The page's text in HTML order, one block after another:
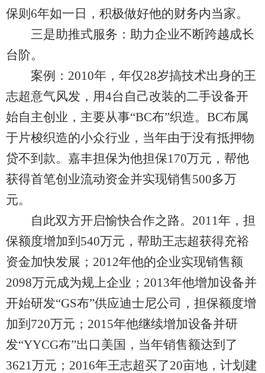
保则6年如一日，积极做好他的财务内当家。
三是助推式服务：助力企业不断跨越成长
台阶。
案例：2010年，年仅28岁搞技术出身的王
志超意气风发，用4台自己改装的二手设备开
始自主创业，主要从事“BC布”织造。BC布属
于片梭织造的小众行业，当年由于没有抵押物
贷不到款。嘉丰担保为他担保170万元，帮他
获得首笔创业流动资金并实现销售500多万
元。
自此双方开启愉快合作之路。2011年，担
保额度增加到540万元，帮助王志超获得充裕
资金加快发展；2012年他的企业实现销售额
2098万元成为规上企业；2013年他增加设备并
开始研发“GS布”供应迪士尼公司，担保额度增
加到720万元；2015年他继续增加设备并研
发“YYCG布”出口美国，当年销售额达到了
3621万元；2016年王志超买了20亩地，计划建